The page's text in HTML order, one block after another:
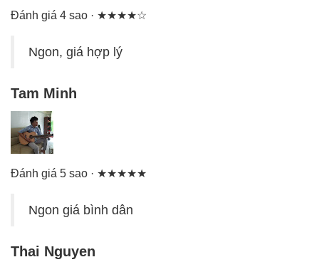
Đánh giá 4 sao · ★★★★☆
Ngon, giá hợp lý
Tam Minh
Đánh giá 5 sao · ★★★★★
Ngon giá bình dân
Thai Nguyen